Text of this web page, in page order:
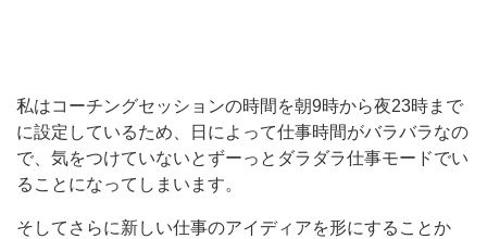
私はコーチングセッションの時間を朝9時から夜23時まで
に設定しているため、日によって仕事時間がバラバラなの
で、気をつけていないとずーっとダラダラ仕事モードでい
ることになってしまいます。
そしてさらに新しい仕事のアイディアを形にすることか